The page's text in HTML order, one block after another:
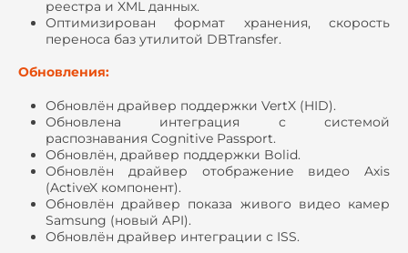
реестра и XML данных.
Оптимизирован формат хранения, скорость
переноса баз утилитой DBTransfer.
Обновления:
Обновлён драйвер поддержки VertX (HID).
Обновлена интеграция с системой
распознавания Cognitive Passport.
Обновлён, драйвер поддержки Bolid.
Обновлён драйвер отображение видео Axis
(ActiveX компонент).
Обновлён драйвер показа живого видео камер
Samsung (новый API).
Обновлён драйвер интеграции с ISS.